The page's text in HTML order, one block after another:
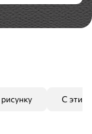
С этим